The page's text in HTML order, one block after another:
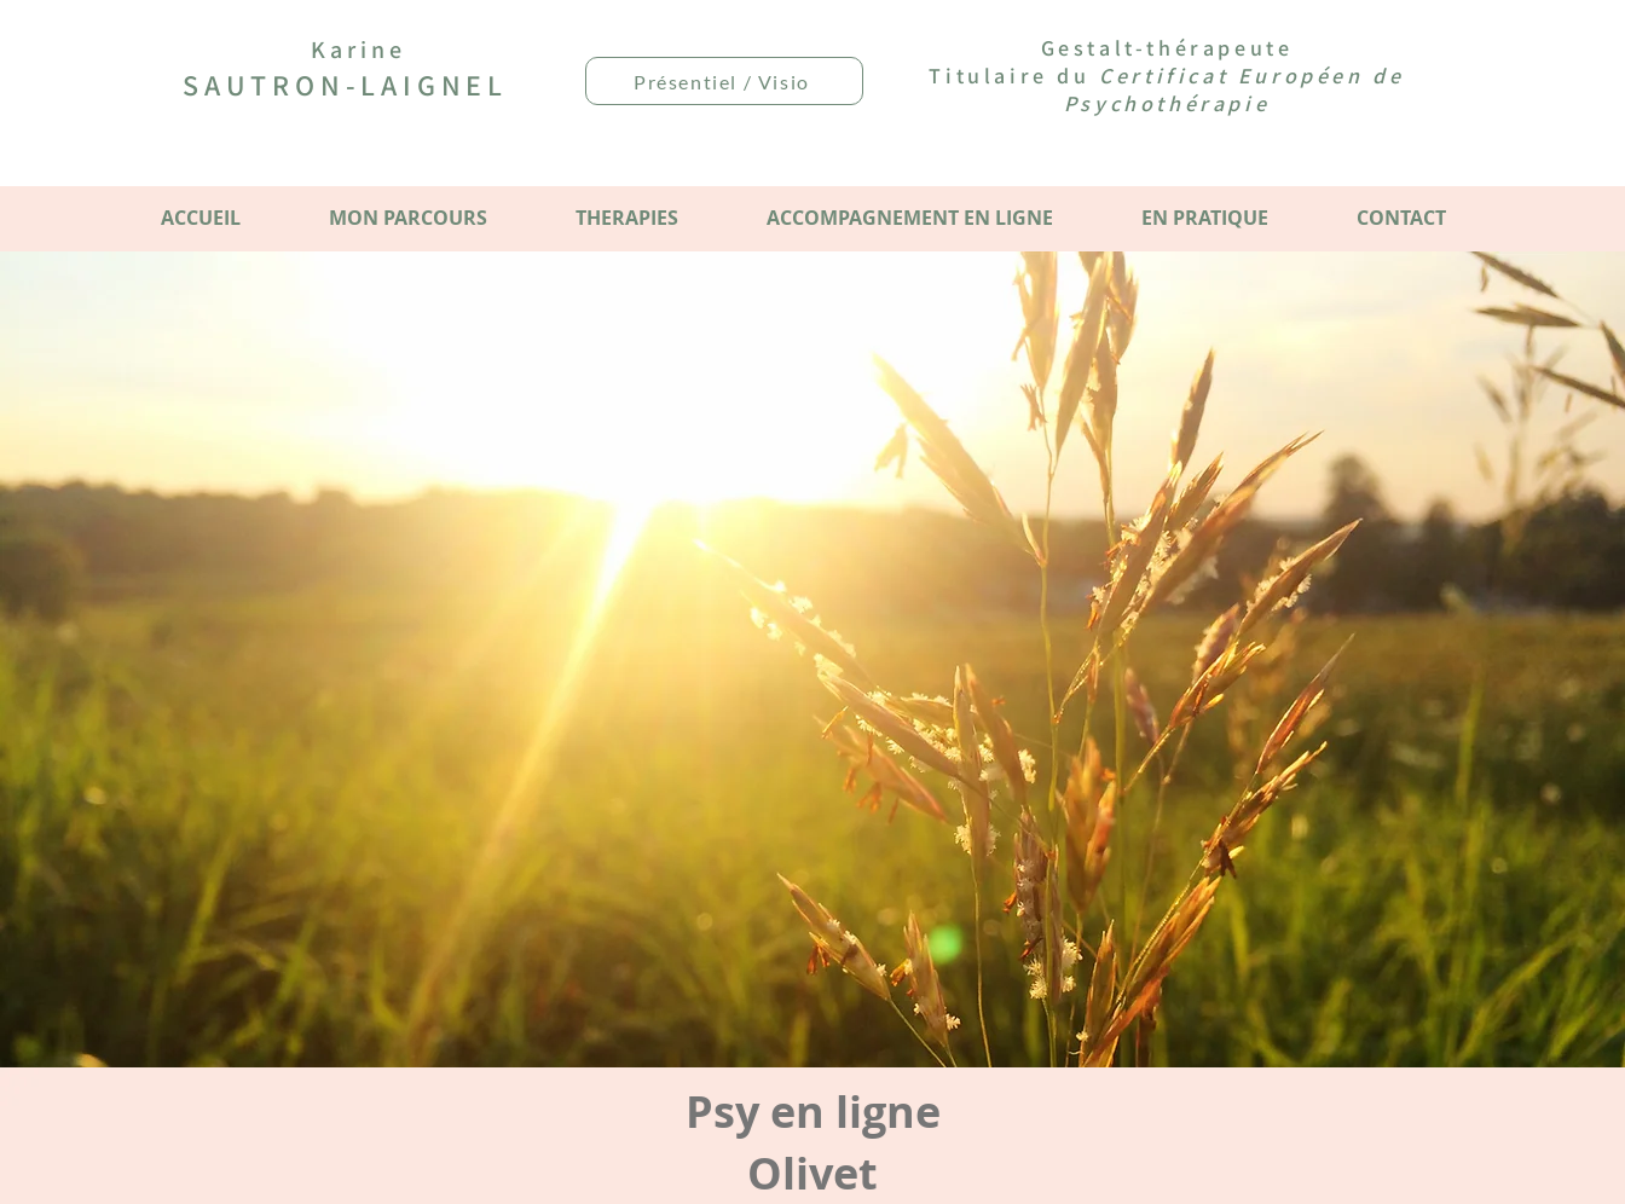
Karine
SAUTRON-LAIGNEL Présentiel / Visio
Gestalt-thérapeute
Titulaire du Certificat Européen de
Psychothérapie
ACCUEIL MON PARCOURS THERAPIES ACCOMPAGNEMENT EN LIGNE EN PRATIQUE CONTACT
Psy en ligne
Olivet